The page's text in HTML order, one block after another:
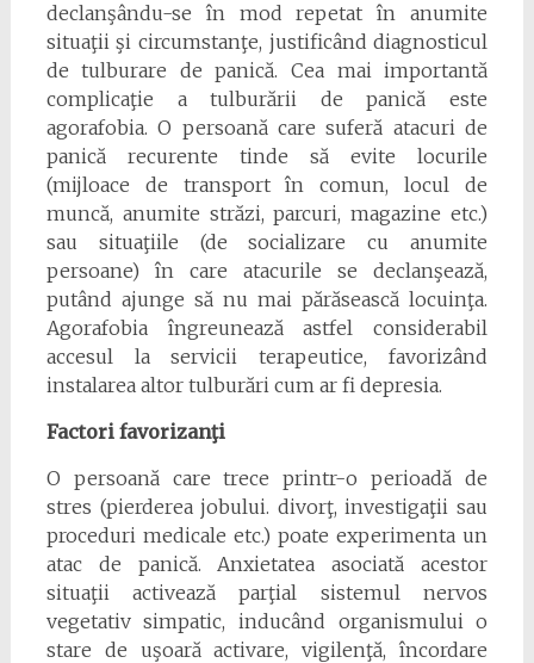
declanşându-se în mod repetat în anumite
situaţii şi circumstanţe, justificând diagnosticul
de tulburare de panică. Cea mai importantă
complicaţie a tulburării de panică este
agorafobia. O persoană care suferă atacuri de
panică recurente tinde să evite locurile
(mijloace de transport în comun, locul de
muncă, anumite străzi, parcuri, magazine etc.)
sau situaţiile (de socializare cu anumite
persoane) în care atacurile se declanşează,
putând ajunge să nu mai părăsească locuinţa.
Agorafobia îngreunează astfel considerabil
accesul la servicii terapeutice, favorizând
instalarea altor tulburări cum ar fi depresia.
Factori favorizanţi
O persoană care trece printr-o perioadă de
stres (pierderea jobului. divorţ, investigaţii sau
proceduri medicale etc.) poate experimenta un
atac de panică. Anxietatea asociată acestor
situaţii activează parţial sistemul nervos
vegetativ simpatic, inducând organismului o
stare de uşoară activare, vigilenţă, încordare